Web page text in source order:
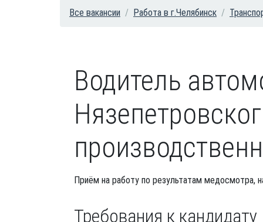
Все вакансии Работа в г.Челябинск
Водитель
Приём на работу по результатам медосмотра,
Требования к кандидату